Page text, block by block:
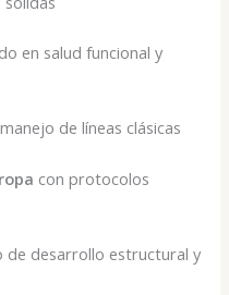
en salud funcional y
de líneas clásicas
con protocolos
de desarrollo estructural y